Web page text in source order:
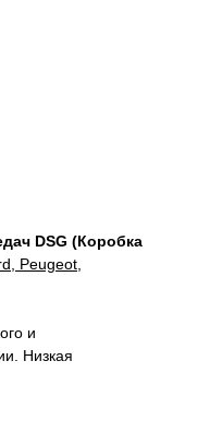
DSG (Коробка
Peugeot,
и
Низкая